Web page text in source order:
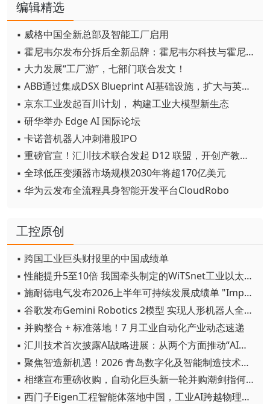
编辑精选
▪ 威格中国全新总部及智能工厂启用
▪ 霍尼韦尔发布分拆后全新品牌：霍尼韦尔科技与霍尼韦尔航空航天
▪ 大力发展“工厂游”，七部门联合发文！
▪ ABB通过集成DSX Blueprint AI基础设施，扩大与英伟达的合作
▪ 京东工业发起百川计划， 构建工业大模型新生态
▪ 研华举办 Edge AI 国际论坛
▪ 卡诺普机器人冲刺港股IPO
▪ 重磅官宣！汇川技术联合发起 D12 联盟，开创产教融合新范式
▪ 全球低压变频器市场规模2030年将超170亿美元
▪ 华为云发布全流程具身智能开发平台CloudRobo
工控原创
▪ 跨国工业巨头财报里的中国成绩单
▪ 性能提升5至10倍 我国牵头制定的WiTSnet工业以太网国际标准正式发布
▪ 施耐德电气发布2026上半年可持续发展成绩单 "Impact 2030"路线图开局稳健
▪ 谷歌发布Gemini Robotics 2模型 实现人形机器人全身智能控制突破
▪ 并购整合 + 标准落地！7 月工业自动化产业动态速递
▪ 汇川技术首次披露AI战略进展：从两个方面推动“AI业务化”落地
▪ 聚焦智造新机遇！2026 青岛数字化及智能制造技术论坛圆满落幕
▪ 相继宣布重磅收购，自动化巨头新一轮并购潮剑指何方？
▪ 西门子Eigen工程智能体落地中国，工业AI跨越物理世界“确定性”拐点